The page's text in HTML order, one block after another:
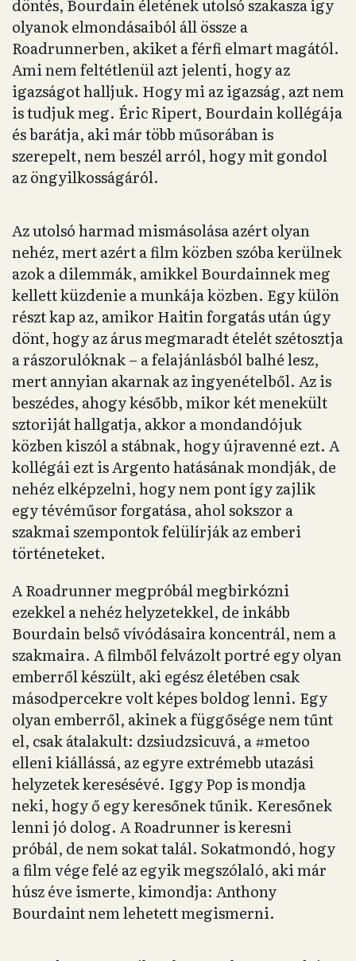
döntés, Bourdain életének utolsó szakasza így
olyanok elmondásaiból áll össze a
Roadrunnerben, akiket a férfi elmart magától.
Ami nem feltétlenül azt jelenti, hogy az
igazságot halljuk. Hogy mi az igazság, azt nem
is tudjuk meg. Éric Ripert, Bourdain kollégája
és barátja, aki már több műsorában is
szerepelt, nem beszél arról, hogy mit gondol
az öngyilkosságáról.
Az utolsó harmad mismásolása azért olyan
nehéz, mert azért a film közben szóba kerülnek
azok a dilemmák, amikkel Bourdainnek meg
kellett küzdenie a munkája közben. Egy külön
részt kap az, amikor Haitin forgatás után úgy
dönt, hogy az árus megmaradt ételét szétosztja
a rászorulóknak – a felajánlásból balhé lesz,
mert annyian akarnak az ingyenételből. Az is
beszédes, ahogy később, mikor két menekült
sztoriját hallgatja, akkor a mondandójuk
közben kiszól a stábnak, hogy újravenné ezt. A
kollégái ezt is Argento hatásának mondják, de
nehéz elképzelni, hogy nem pont így zajlik
egy tévéműsor forgatása, ahol sokszor a
szakmai szempontok felülírják az emberi
történeteket.
A Roadrunner megpróbál megbirkózni
ezekkel a nehéz helyzetekkel, de inkább
Bourdain belső vívódásaira koncentrál, nem a
szakmaira. A filmből felvázolt portré egy olyan
emberről készült, aki egész életében csak
másodpercekre volt képes boldog lenni. Egy
olyan emberről, akinek a függősége nem tűnt
el, csak átalakult: dzsiudzsicuvá, a #metoo
elleni kiállássá, az egyre extrémebb utazási
helyzetek keresésévé. Iggy Pop is mondja
neki, hogy ő egy keresőnek tűnik. Keresőnek
lenni jó dolog. A Roadrunner is keresni
próbál, de nem sokat talál. Sokatmondó, hogy
a film vége felé az egyik megszólaló, aki már
húsz éve ismerte, kimondja: Anthony
Bourdaint nem lehetett megismerni.